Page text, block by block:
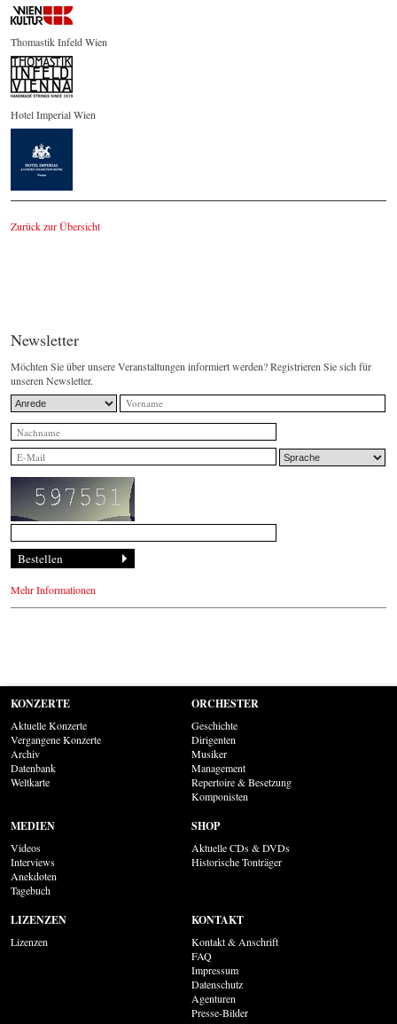
Thomastik Infeld Wien
Hotel Imperial Wien
Zurück zur Übersicht
Newsletter
Möchten Sie über unsere Veranstaltungen informiert werden? Registrieren Sie sich für
unseren Newsletter.
Mehr Informationen
KONZERTE
Aktuelle Konzerte
Vergangene Konzerte
Archiv
Datenbank
Weltkarte
ORCHESTER
Geschichte
Dirigenten
Musiker
Management
Repertoire & Besetzung
Komponisten
MEDIEN
Videos
Interviews
Anekdoten
Tagebuch
SHOP
Aktuelle CDs & DVDs
Historische Tonträger
LIZENZEN
Lizenzen
KONTAKT
Kontakt & Anschrift
FAQ
Impressum
Datenschutz
Agenturen
Presse-Bilder